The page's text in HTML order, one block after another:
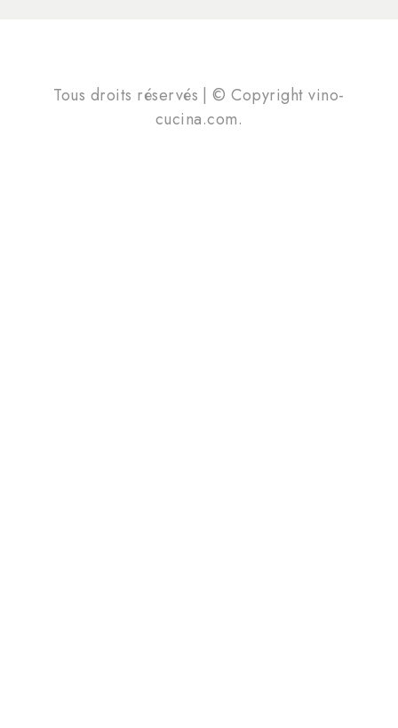
Tous droits réservés | © Copyright vino-
cucina.com.